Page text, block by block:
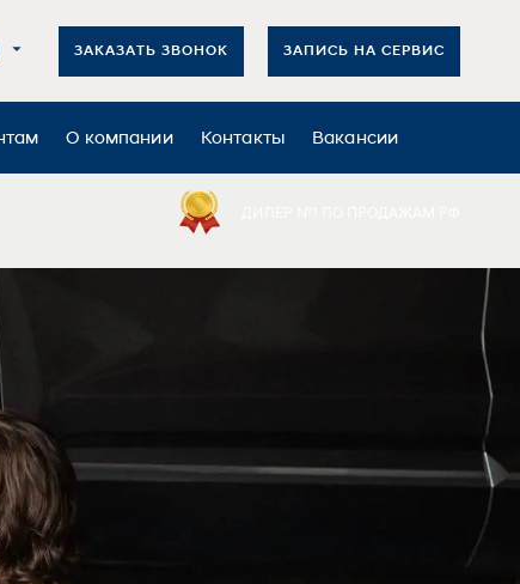
ЗАКАЗАТЬ ЗВОНОК ЗАПИСЬ НА СЕРВИС
О компании Контакты Вакансии